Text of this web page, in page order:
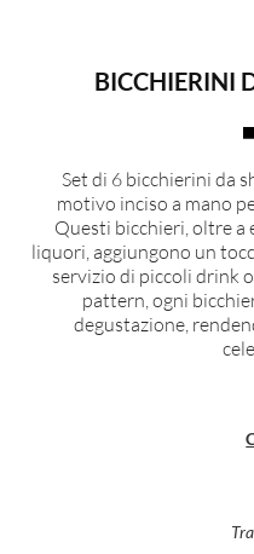
BICCHIERINI
Set di 6 bicchierini da
motivo inciso a mano
Questi bicchieri, oltre a
liquori, aggiungono un
servizio di piccoli drink
pattern, ogni
degustazione,